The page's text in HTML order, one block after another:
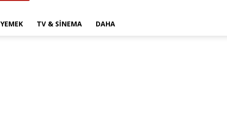
YEMEK TV & SINEMA DAHA